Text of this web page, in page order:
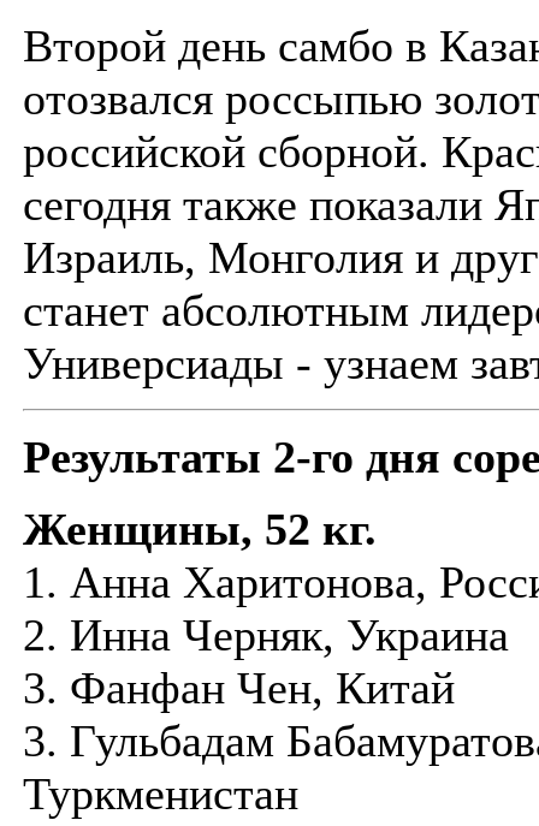
Второй день самбо в
отозвался россыпью
российской сборной.
сегодня также показали
Израиль, Монголия и
станет абсолютным
Универсиады - узнаем
Результаты 2-го дня
Женщины, 52 кг.
1. Анна Харитонова,
2. Инна Черняк, Украина
3. Фанфан Чен, Китай
3. Гульбадам
Туркменистан